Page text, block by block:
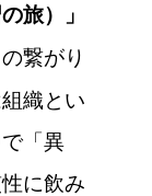
旅）」
繋がり
織とい
「異
に飲み